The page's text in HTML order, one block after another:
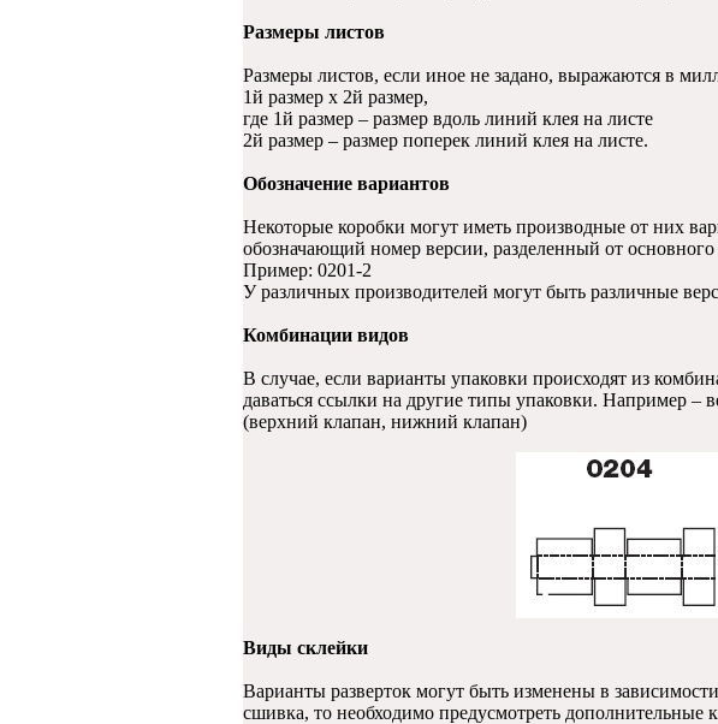
Размеры листов
Размеры листов, если иное не задано, выражаются в
1й размер х 2й размер,
где 1й размер – размер вдоль линий клея на листе
2й размер – размер поперек линий клея на листе.
Обозначение вариантов
Некоторые коробки могут иметь производные от них
обозначающий номер версии, разделенный от основного
Пример: 0201-2
У различных производителей могут быть различные
Комбинации видов
В случае, если варианты упаковки происходят из
даваться ссылки на другие типы упаковки. Например
(верхний клапан, нижний клапан)
Виды склейки
Варианты разверток могут быть изменены в
сшивка, то необходимо предусмотреть дополнительные